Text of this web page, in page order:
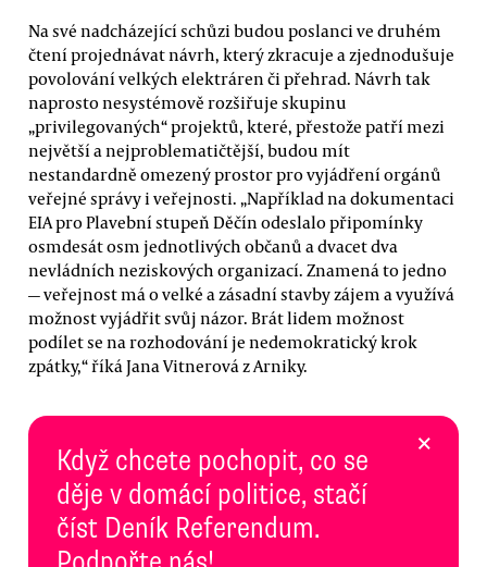
Na své nadcházející schůzi budou poslanci ve druhém
čtení projednávat návrh, který zkracuje a zjednodušuje
povolování velkých elektráren či přehrad. Návrh tak
naprosto nesystémově rozšiřuje skupinu
„privilegovaných“ projektů, které, přestože patří mezi
největší a nejproblematičtější, budou mít
nestandardně omezený prostor pro vyjádření orgánů
veřejné správy i veřejnosti. „Například na dokumentaci
EIA pro Plavební stupeň Děčín odeslalo připomínky
osmdesát osm jednotlivých občanů a dvacet dva
nevládních neziskových organizací. Znamená to jedno
—veřejnost má o velké a zásadní stavby zájem a využívá
možnost vyjádřit svůj názor. Brát lidem možnost
podílet se na rozhodování je nedemokratický krok
zpátky,“ říká Jana Vitnerová z Arniky.
Když chcete pochopit, co se
děje v domácí politice, stačí
číst Deník Referendum.
×